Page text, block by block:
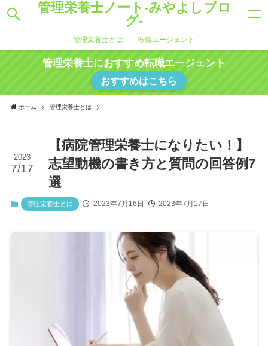
管理栄養士ノート-みやよしブロ
グ-
管理栄養士とは 転職エージェント
管理栄養士におすすめ転職エージェント
おすすめはこちら
ホーム 管理栄養士とは
【病院管理栄養士になりたい！】
志望動機の書き方と質問の回答例7
選
2023
7/17
管理栄養士とは 2023年7月16日 2023年7月17日